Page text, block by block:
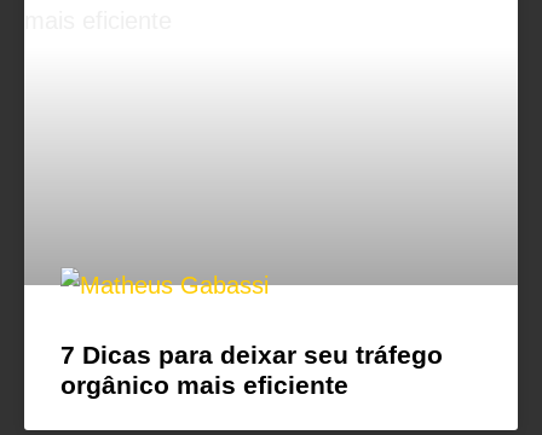
7 Dicas para deixar seu tráfego
orgânico mais eficiente